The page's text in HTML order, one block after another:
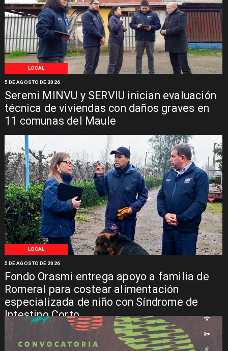
LOCAL
Seremi MINVU y SERVIU inician evaluación
técnica de viviendas con daños graves en
11 comunas del Maule
5 DE AGOSTO DE 2026
LOCAL
Fondo Orasmi entrega apoyo a familia de
Romeral para costear alimentación
especializada de niño con Síndrome de
Intestino Corto
5 DE AGOSTO DE 2026